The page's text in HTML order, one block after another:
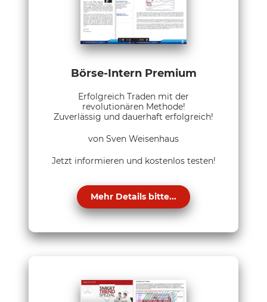
Börse-Intern Premium
Erfolgreich Traden mit der
revolutionären Methode!
Zuverlässig und dauerhaft erfolgreich!
von Sven Weisenhaus
Jetzt informieren und kostenlos testen!
Mehr Details bitte...